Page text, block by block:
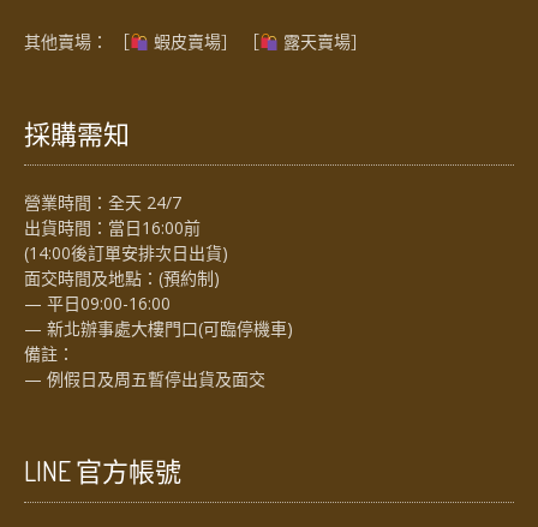
其他賣場： ［ 蝦皮賣場］ ［ 露天賣場］
採購需知
營業時間：全天 24/7
出貨時間：當日16:00前
(14:00後訂單安排次日出貨)
面交時間及地點：(預約制)
— 平日09:00-16:00
— 新北辦事處大樓門口(可臨停機車)
備註：
— 例假日及周五暫停出貨及面交
LINE 官方帳號